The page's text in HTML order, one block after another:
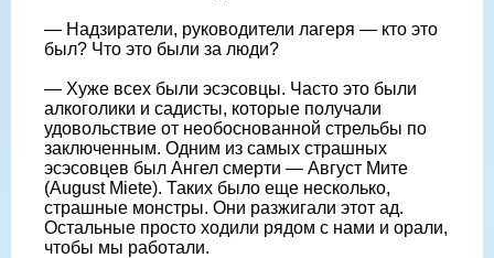
— Надзиратели, руководители лагеря — кто это
был? Что это были за люди?
— Хуже всех были эсэсовцы. Часто это были
алкоголики и садисты, которые получали
удовольствие от необоснованной стрельбы по
заключенным. Одним из самых страшных
эсэсовцев был Ангел смерти — Август Мите
(August Miete). Таких было еще несколько,
страшные монстры. Они разжигали этот ад.
Остальные просто ходили рядом с нами и орали,
чтобы мы работали.